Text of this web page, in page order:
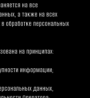
на все
а также на всех
обработке персональных
на принципах:
информации;
данных,